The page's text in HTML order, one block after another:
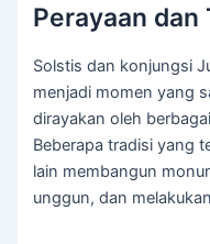
Perayaan dan
Solstis dan konjungsi
menjadi momen yang
dirayakan oleh
Beberapa tradisi yang
lain membangun
unggun, dan